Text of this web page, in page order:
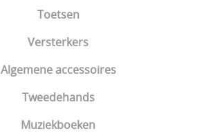
Toetsen
Versterkers
Algemene accessoires
Tweedehands
Muziekboeken